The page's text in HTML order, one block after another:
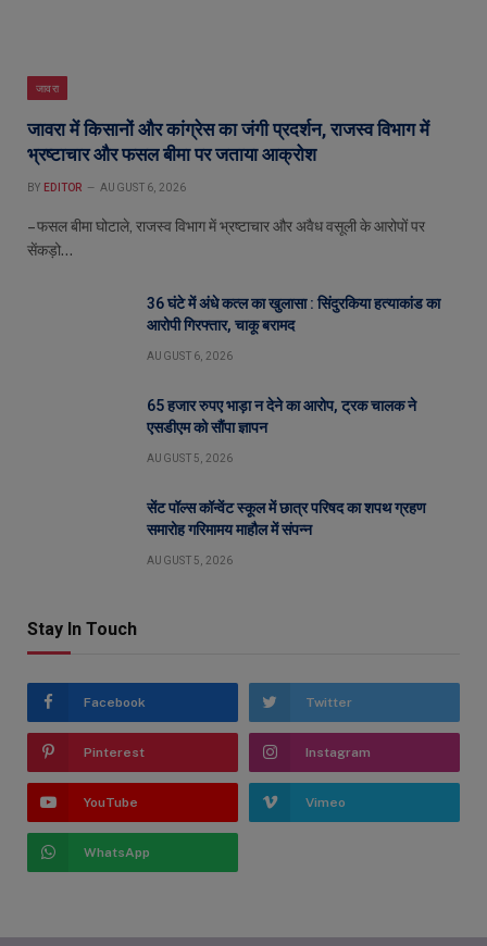
जावरा
जावरा में किसानों और कांग्रेस का जंगी प्रदर्शन, राजस्व विभाग में
भ्रष्टाचार और फसल बीमा पर जताया आक्रोश
BY EDITOR AUGUST 6, 2026
– फसल बीमा घोटाले, राजस्व विभाग में भ्रष्टाचार और अवैध वसूली के आरोपों पर
सेंकड़ो…
36 घंटे में अंधे कत्ल का खुलासा : सिंदुरकिया हत्याकांड का
आरोपी गिरफ्तार, चाकू बरामद
AUGUST 6, 2026
65 हजार रुपए भाड़ा न देने का आरोप, ट्रक चालक ने
एसडीएम को सौंपा ज्ञापन
AUGUST 5, 2026
सेंट पॉल्स कॉन्वेंट स्कूल में छात्र परिषद का शपथ ग्रहण
समारोह गरिमामय माहौल में संपन्न
AUGUST 5, 2026
Stay In Touch
Facebook Twitter
Pinterest Instagram
YouTube Vimeo
WhatsApp